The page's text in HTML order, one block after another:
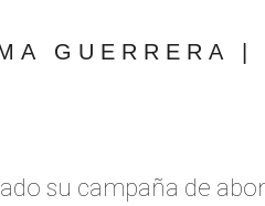
GUERRERA
su campaña de